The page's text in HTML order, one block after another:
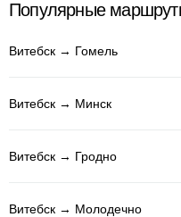
Популярные
Витебск → Гомель
Витебск → Минск
Витебск → Гродно
Витебск → Молодечно